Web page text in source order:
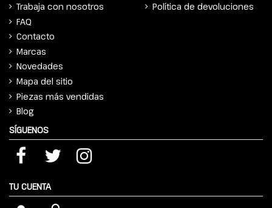
Trabaja con nosotros
FAQ
Contacto
Marcas
Novedades
Mapa del sitio
Piezas más vendidas
Blog
Política de devoluciones
SÍGUENOS
TU CUENTA